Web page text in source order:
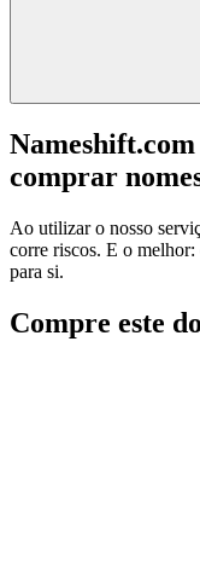
comprar
Ao utilizar o nosso
corre riscos. E o
para si.
Compre este